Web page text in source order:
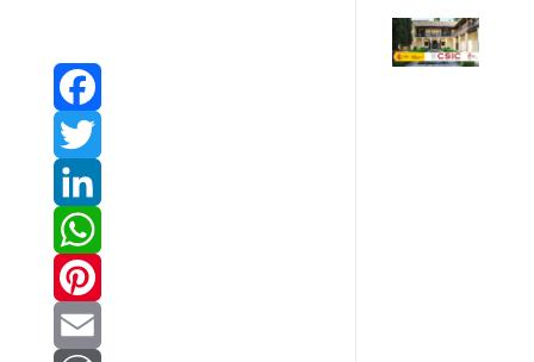
F
a
c
e
b
T
w
L
n
W
hP